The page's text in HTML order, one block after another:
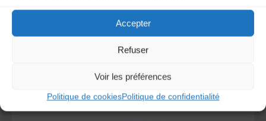
Accepter
Refuser
Voir les préférences
Politique de cookiesPolitique de confidentialité
A DECOUVRIR :